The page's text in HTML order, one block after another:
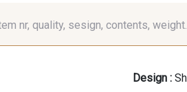
nr, quality, sesign, contents,
Design :